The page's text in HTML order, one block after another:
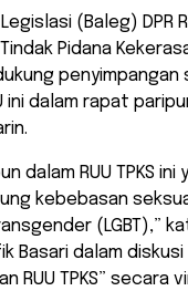
Legislasi (Baleg) DPR
Pidana
penyimpangan
ini dalam rapat
dalam RUU TPKS
kebebasan
(LGBT),”
Basari dalam diskusi
RUU TPKS” secara